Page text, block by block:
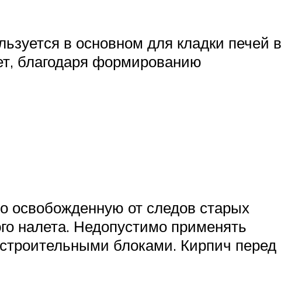
в основном для кладки печей в
благодаря формированию
освобожденную от следов старых
налета. Недопустимо применять
блоками. Кирпич перед